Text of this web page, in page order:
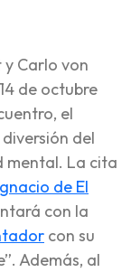
Carlo von
de octubre
el
del
mental. La cita
de El
con la
con su
Además, al